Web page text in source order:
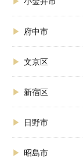
府中市
文京区
新宿区
日野市
昭島市